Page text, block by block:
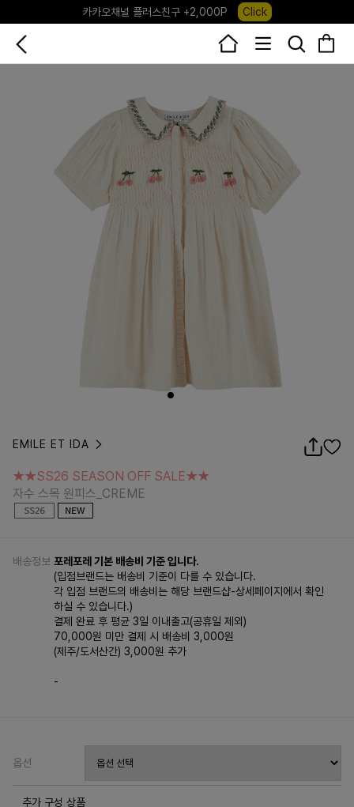
카카오채널 플러스친구 +2,000P
Click
포레포레 앱 다운로드 +3,000P
Down
EMILE ET IDA
자수 스목 원피스_CREME
★★SS26 SEASON OFF SALE★★
자수 스목 원피스_CREME
배송정보 포레포레 기본 배송비 기준 입니다.
(입점브랜드는 배송비 기준이 다를 수 있습니다.
각 입점 브랜드의 배송비는 해당 브랜드샵-상세페이지에서 확인
하실 수 있습니다.)
결제 완료 후 평균 3일 이내출고(공휴일 제외)
70,000원 미만 결제 시 배송비 3,000원
(제주/도서산간) 3,000원 추가
-
옵션
추가 구성 상품